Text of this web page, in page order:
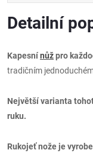
Detailní
Kapesnínůžpro
tradičním
Největší varianta
ruku.
Rukojeť nože je